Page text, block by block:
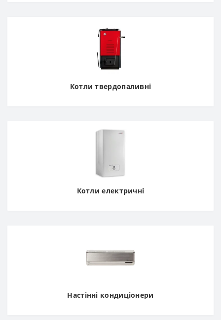
Котли твердопаливні
Котли електричні
Настінні кондиціонери